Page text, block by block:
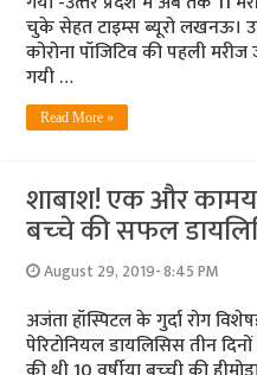
चुके सेहत टाइम्‍स ब्‍यूरो लखनऊ।
कोरोना पॉजिटिव की पहली
गयी …
Read More »
शाबाश! एक और
बच्‍चे की सफल
August 29, 2019- 8:45 PM
अजंता हॉस्पिटल के गुर्दा रोग
पेरिटोनियल डायलिसिस तीन